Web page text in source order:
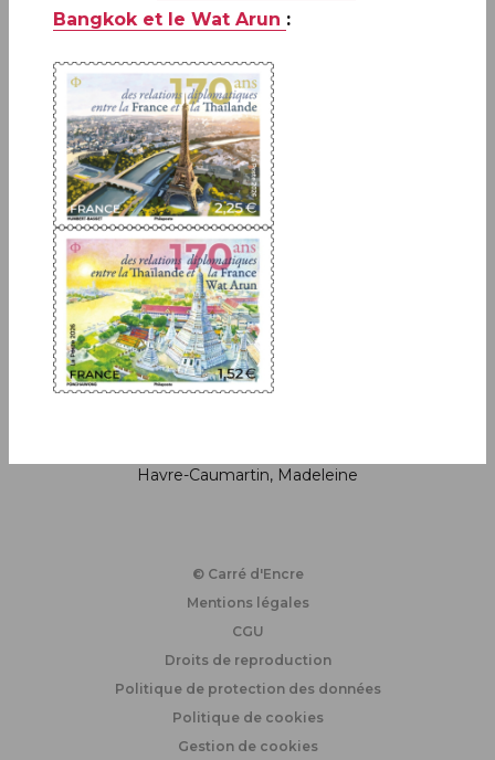
Boutique
13 bis rue des Mathurins 75009 Paris
+33(0)1 42 93 86 84
(appel non surtaxé)
contact.lecarredencre@laposte.fr
Suivez-nous sur les réseaux
Horaires de la boutique
Lundi : fermé
Du mardi au jeudi : de 11h à 19h
Havre-Caumartin, Madeleine
© Carré d'Encre
Mentions légales
CGU
Droits de reproduction
Politique de protection des données
Politique de cookies
Gestion de cookies
Bangkok et le Wat Arun :